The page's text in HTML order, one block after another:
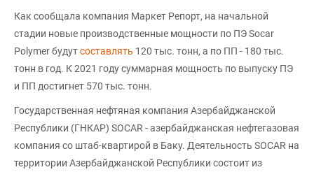
Как сообщала компания Маркет Репорт, на начальной
стадии новые производственные мощности по ПЭ Socar
Polymer будутсоставлять 120 тыс. тонн, а по ПП - 180 тыс.
тонн в год. К 2021 году суммарная мощность по выпуску ПЭ
и ПП достигнет 570 тыс. тонн.
Государственная нефтяная компания Азербайджанской
Республики (ГНКАР) SOCAR - азербайджанская нефтегазовая
компания со штаб-квартирой в Баку. Деятельность SOCAR на
территории Азербайджанской Республики состоит из